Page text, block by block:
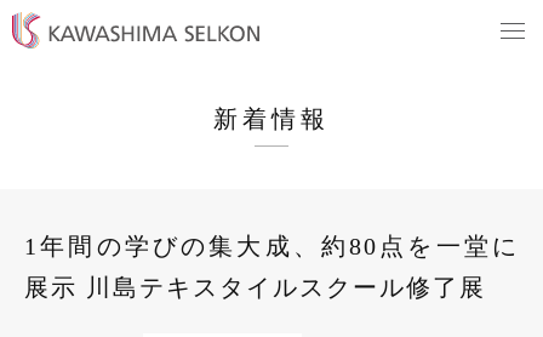
新着情報
1年間の学びの集大成、約80点を一堂に
展示 川島テキスタイルスクール修了展